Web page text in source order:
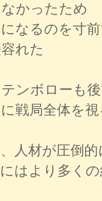
かったため
なるのを寸
れた
ンボローも
戦局全体を
人材が圧倒
はより多く